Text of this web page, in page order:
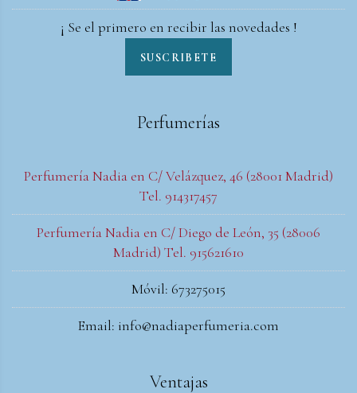
¡ Se el primero en recibir las novedades !
SUSCRIBETE
Perfumerías
Perfumería Nadia en C/ Velázquez, 46 (28001 Madrid)
Tel. 914317457
Perfumería Nadia en C/ Diego de León, 35 (28006
Madrid) Tel. 915621610
Móvil: 673275015
Email: info@nadiaperfumeria.com
Ventajas